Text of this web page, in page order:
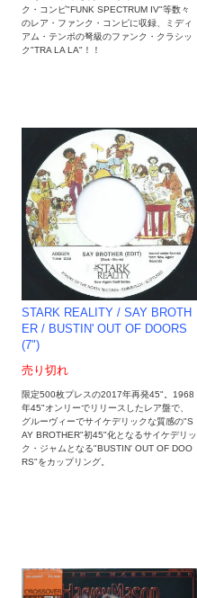
ク・コンピ"FUNK SPECTRUM IV"等数々
のレア・ファンク・コンピに収録、ミディ
アム・テンポの弩級のファンク・クラシッ
ク"TRA LA LA"！！
STARK REALITY / SAY BROTH
ER / BUSTIN' OUT OF DOORS
(7")
売り切れ
限定500枚プレスの2017年再発45"。1968
年45"オンリーでリリースしたレア盤で、
グルーヴィーでサイケデリックな質感の"S
AY BROTHER"初45"化となるサイケデリッ
ク・ジャムとなる"BUSTIN' OUT OF DOO
RS"をカップリング。